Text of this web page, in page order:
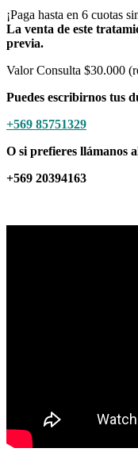
¡Paga hasta en 6 cuotas
La venta de este
previa.
Valor Consulta $30.000
Puedes escribirnos tus
+569 85751329
O si prefieres llámanos
+569 20394163